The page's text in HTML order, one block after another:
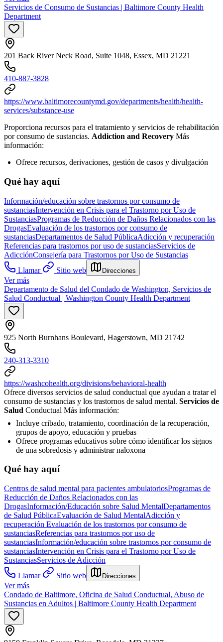
Servicios de Consumo de Sustancias | Baltimore County Health
Department
201 Back River Neck Road, Suite 1048, Essex, MD 21221
410-887-3828
https://www.baltimorecountymd.gov/departments/health/health-
services/substance-use
Proporciona recursos para el tratamiento y servicios de rehabilitación
por consumo de sustancias. Addiction and Recovery Más
información:
Ofrece recursos, derivaciones, gestión de casos y divulgación
Qué hay aquí
Información/educación sobre trastornos por consumo de
sustanciasIntervención en Crisis para el Trastorno por Uso de
SustanciasProgramas de Reducción de Daños Relacionados con las
DrogasEvaluación de los trastornos por consumo de
sustanciasDepartamentos de Salud PúblicaAdicción y recuperación
Referencias para trastornos por uso de sustanciasServicios de
AdicciónConsejería para Trastornos por Uso de Sustancias
Llamar
Sitio web Direcciones
Ver más
Departamento de Salud del Condado de Washington, Servicios de
Salud Conductual | Washington County Health Department
925 North Burnhans Boulevard, Hagerstown, MD 21742
240-313-3310
https://washcohealth.org/divisions/behavioral-health
Ofrece diversos servicios de salud conductual que ayudan a tratar el
consumo de sustancias y los trastornos de salud mental. Servicios de
Salud Conductual Más información:
Incluye cribado, tratamiento, coordinación de la recuperación,
grupos de apoyo, educación y pruebas
Ofrece programas educativos sobre cómo identificar los signos
de una sobredosis y administrar naloxona
Qué hay aquí
Centros de salud mental para pacientes ambulatoriosProgramas de
Reducción de Daños Relacionados con las
DrogasInformación/Educación sobre Salud MentalDepartamentos
de Salud PúblicaEvaluación de Salud MentalAdicción y
recuperación Evaluación de los trastornos por consumo de
sustanciasReferencias para trastornos por uso de
sustanciasInformación/educación sobre trastornos por consumo de
sustanciasIntervención en Crisis para el Trastorno por Uso de
SustanciasServicios de Adicción
Llamar
Sitio web Direcciones
Ver más
Condado de Baltimore, Oficina de Salud Conductual, Abuso de
Sustancias en Adultos | Baltimore County Health Department